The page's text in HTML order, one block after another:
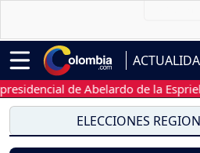
de Abelardo de la Espriella
ELECCIONES